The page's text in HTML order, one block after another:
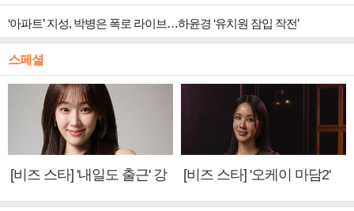
‘아파트’ 지성, 박병은 폭로 라이브…하윤경 ‘유치원 잠입 작전’
스페셜
[비즈 스타] '내일도 출근' 강
[비즈 스타] '오케이 마담2'